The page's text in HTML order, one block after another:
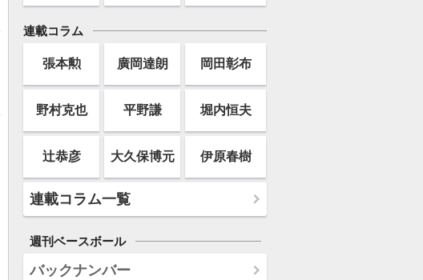
連載コラム
張本勲 廣岡達朗 岡田彰布
野村克也 平野謙 堀内恒夫
辻恭彦 大久保博元 伊原春樹
連載コラム一覧
週刊ベースボール
バックナンバー